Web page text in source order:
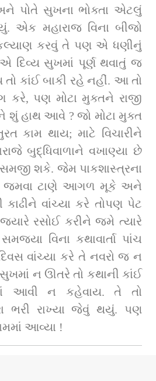
પોતે સુખના ભોક્તા એટલું
એક મહારાજ વિના બીજો
કરવું તે પણ એ ધણીનું
દિવ્ય સુખમાં પૂર્ણ થવાતું જ
કાંઈ બાકી રહે નહીં. આ તો
કરે, પણ મોટા મુક્તને રાજી
શું હાથ આવે ? જો મોટા મુક્ત
કામ થાય; માટે વિચારીને
બુદ્ધિવાળાને વખાણ્યા છે
શકે. જેમ પાકશાસ્ત્રના
તે જમવા ટાણે આગળ મૂકે અને
કાઢીને વાંચ્યા કરે તોપણ પેટ
રસોઈ કરીને જમે ત્યારે
વિના કથાવાર્તા પાંચ
વાંચ્યા કરે તે નવરો જ ન
સુખમાં ન ઊતરે તો કથાની કાંઈ
આવી ન કહેવાય. તે તો
ભરી રાખ્યા જેવું થયું. પણ
આવ્યા !